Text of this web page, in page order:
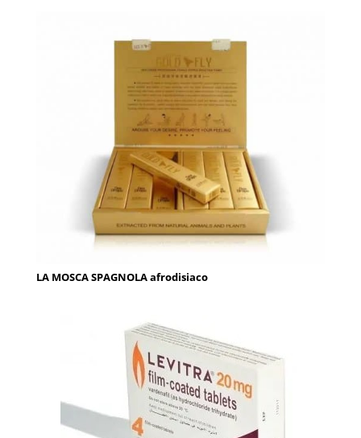
LA MOSCA SPAGNOLA afrodisiaco